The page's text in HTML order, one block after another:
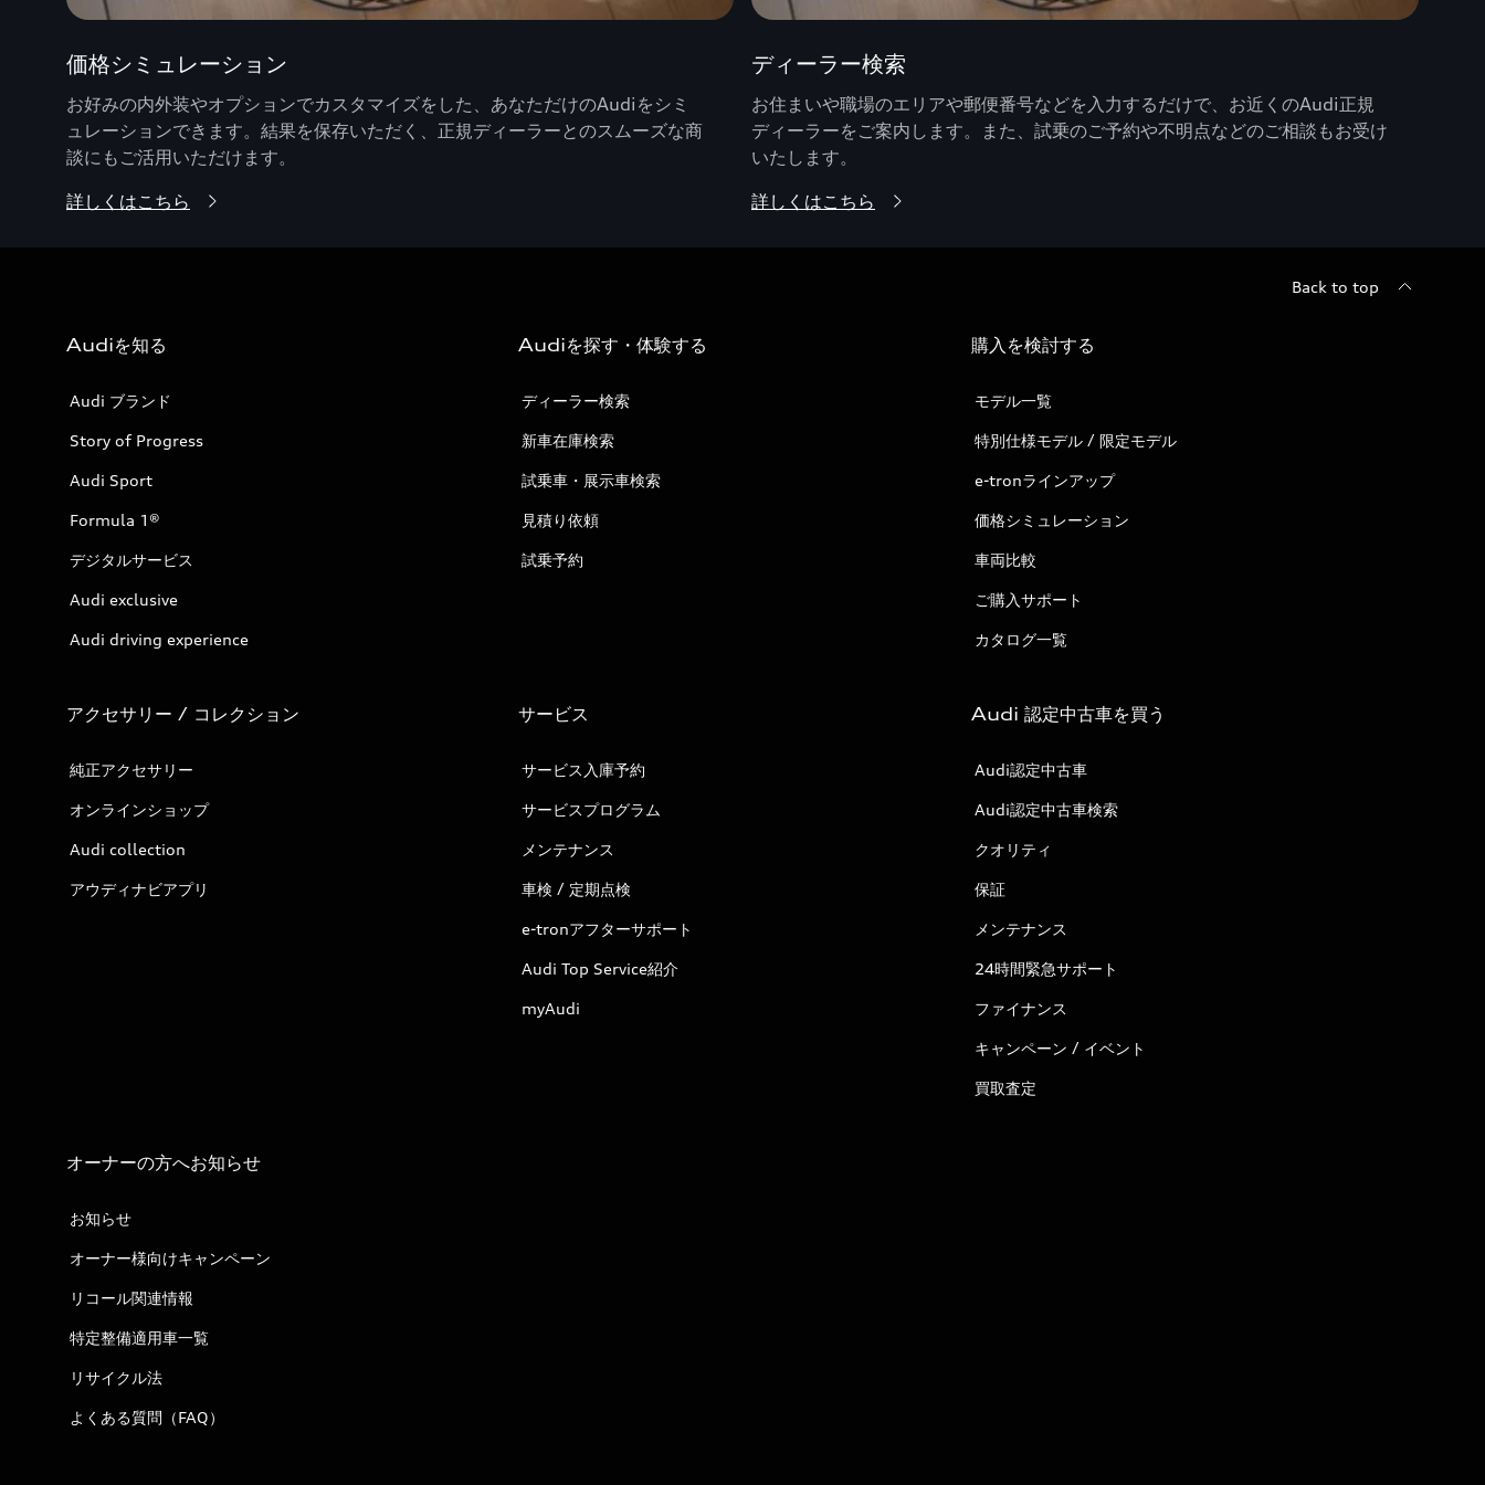
価格シミュレーション
お好みの内外装やオプションでカスタマイズをした、あなただけのAudiをシミ
ュレーションできます。結果を保存いただく、正規ディーラーとのスムーズな商
談にもご活用いただけます。
詳しくはこちら
ディーラー検索
お住まいや職場のエリアや郵便番号などを入力するだけで、お近くのAudi正規
ディーラーをご案内します。また、試乗のご予約や不明点などのご相談もお受け
いたします。
詳しくはこちら
Back to top
Audiを知る
Audi ブランド
Story of Progress
Audi Sport
Formula 1®
デジタルサービス
Audi exclusive
Audi driving experience
Audiを探す・体験する
ディーラー検索
新車在庫検索
試乗車・展示車検索
見積り依頼
試乗予約
購入を検討する
モデル一覧
特別仕様モデル / 限定モデル
e-tronラインアップ
価格シミュレーション
車両比較
ご購入サポート
カタログ一覧
アクセサリー / コレクション
純正アクセサリー
オンラインショップ
Audi collection
アウディナビアプリ
サービス
サービス入庫予約
サービスプログラム
メンテナンス
車検 / 定期点検
e-tronアフターサポート
Audi Top Service紹介
myAudi
Audi 認定中古車を買う
Audi認定中古車
Audi認定中古車検索
クオリティ
保証
メンテナンス
24時間緊急サポート
ファイナンス
キャンペーン / イベント
買取査定
オーナーの方へお知らせ
お知らせ
オーナー様向けキャンペーン
リコール関連情報
特定整備適用車一覧
リサイクル法
よくある質問（FAQ）